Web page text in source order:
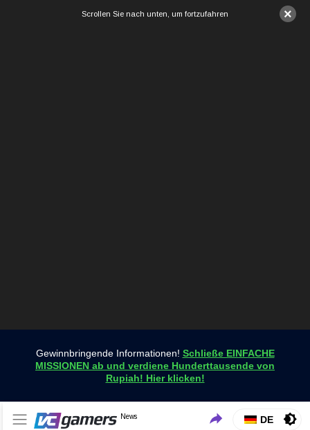
×
Scrollen Sie nach unten, um fortzufahren
Gewinnbringende Informationen! Schließe EINFACHE
MISSIONEN ab und verdiene Hunderttausende von
Rupiah! Hier klicken!
VCGamers-Neuigkeiten
News
Holen Sie sich die neuesten Spielnachrichten nur bei
VCGamers
DE